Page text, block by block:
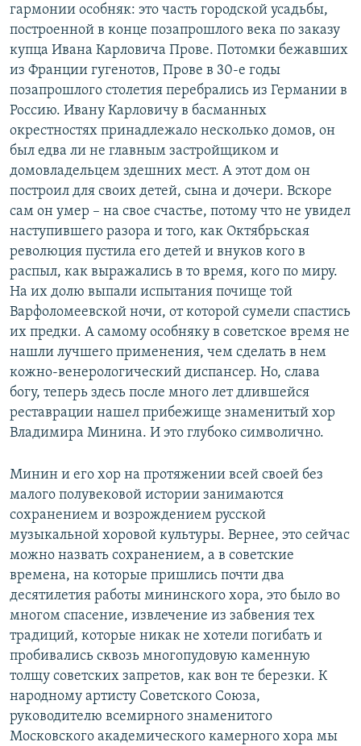
гармонии особняк: это часть городской усадьбы,
построенной в конце позапрошлого века по заказу
купца Ивана Карловича Прове. Потомки бежавших
из Франции гугенотов, Прове в 30-е годы
позапрошлого столетия перебрались из Германии в
Россию. Ивану Карловичу в басманных
окрестностях принадлежало несколько домов, он
был едва ли не главным застройщиком и
домовладельцем здешних мест. А этот дом он
построил для своих детей, сына и дочери. Вскоре
сам он умер – на свое счастье, потому что не увидел
наступившего разора и того, как Октябрьская
революция пустила его детей и внуков кого в
распыл, как выражались в то время, кого по миру.
На их долю выпали испытания почище той
Варфоломеевской ночи, от которой сумели спастись
их предки. А самому особняку в советское время не
нашли лучшего применения, чем сделать в нем
кожно-венерологический диспансер. Но, слава
богу, теперь здесь после много лет длившейся
реставрации нашел прибежище знаменитый хор
Владимира Минина. И это глубоко символично.
Минин и его хор на протяжении всей своей без
малого полувековой истории занимаются
сохранением и возрождением русской
музыкальной хоровой культуры. Вернее, это сейчас
можно назвать сохранением, а в советские
времена, на которые пришлись почти два
десятилетия работы мининского хора, это было во
многом спасение, извлечение из забвения тех
традиций, которые никак не хотели погибать и
пробивались сквозь многопудовую каменную
толщу советских запретов, как вон те березки. К
народному артисту Советского Союза,
руководителю всемирного знаменитого
Московского академического камерного хора мы